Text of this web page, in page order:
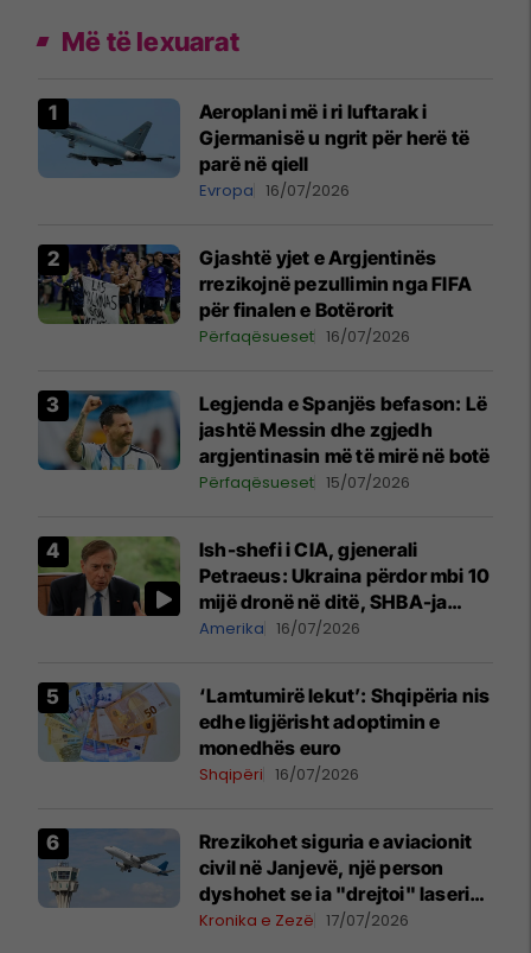
Më të lexuarat
Aeroplani më i ri luftarak i
Gjermanisë u ngrit për herë të
parë në qiell
Evropa 16/07/2026
Gjashtë yjet e Argjentinës
rrezikojnë pezullimin nga FIFA
për finalen e Botërorit
Përfaqësueset 16/07/2026
Legjenda e Spanjës befason: Lë
jashtë Messin dhe zgjedh
argjentinasin më të mirë në botë
Përfaqësueset 15/07/2026
Ish-shefi i CIA, gjenerali
Petraeus: Ukraina përdor mbi 10
mijë dronë në ditë, SHBA-ja
mbetet shumë prapa në
Amerika 16/07/2026
‘Lamtumirë lekut’: Shqipëria nis
edhe ligjërisht adoptimin e
monedhës euro
Shqipëri 16/07/2026
Rrezikohet siguria e aviacionit
civil në Janjevë, një person
dyshohet se ia "drejtoi" laserin
e gjelbër
Kronika e Zezë 17/07/2026